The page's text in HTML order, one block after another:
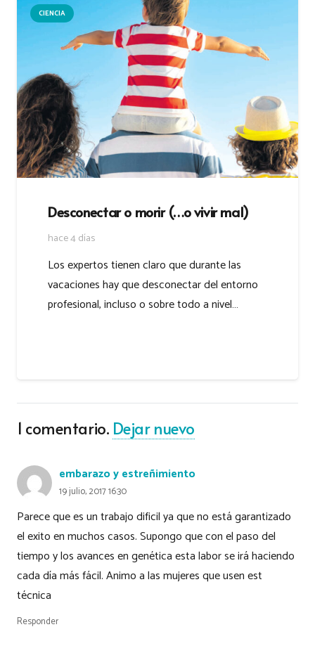
CIENCIA
Desconectar o morir (…o vivir mal)
hace 4 días
Los expertos tienen claro que durante las
vacaciones hay que desconectar del entorno
profesional, incluso o sobre todo a nivel…
1 comentario. Dejar nuevo
embarazo y estreñimiento
19 julio, 2017 16:30
Parece que es un trabajo dificil ya que no está garantizado
el exito en muchos casos. Supongo que con el paso del
tiempo y los avances en genética esta labor se irá haciendo
cada día más fácil. Animo a las mujeres que usen est
técnica
Responder